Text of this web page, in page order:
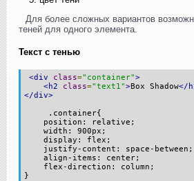
Для более сложных вариантов
теней для одного элемента.
Текст с тенью
<div class="container">
<h2
class="text1">Box Shadow</
</div>
.container{
position: relative;
width: 900px;
display: flex;
justify-content: space-between;
align-items: center;
flex-direction: column;
}